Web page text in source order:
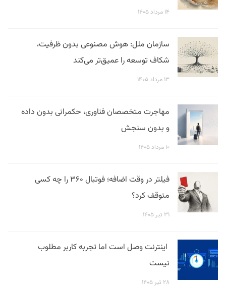
۱۴ مرداد ۱۴۰۵
سازمان ملل: هوش مصنوعی بدون ظرفیت،
شکاف توسعه را عمیق‌تر می‌کند
۱۳ مرداد ۱۴۰۵
مهاجرت متخصصان فناوری، حکمرانی بدون داده
و بدون سنجش
۱۰ مرداد ۱۴۰۵
فیلتر در وقت اضافه؛ فوتبال ۳۶۰ را چه کسی
متوقف کرد؟
۳۱ تیر ۱۴۰۵
اینترنت وصل است اما تجربه کاربر مطلوب
نیست
۲۸ تیر ۱۴۰۵